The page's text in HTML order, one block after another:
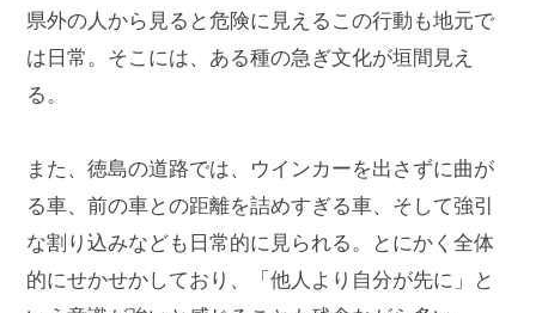
県外の人から見ると危険に見えるこの行動も地元で
は日常。そこには、ある種の急ぎ文化が垣間見え
る。
また、徳島の道路では、ウインカーを出さずに曲が
る車、前の車との距離を詰めすぎる車、そして強引
な割り込みなども日常的に見られる。とにかく全体
的にせかせかしており、「他人より自分が先に」と